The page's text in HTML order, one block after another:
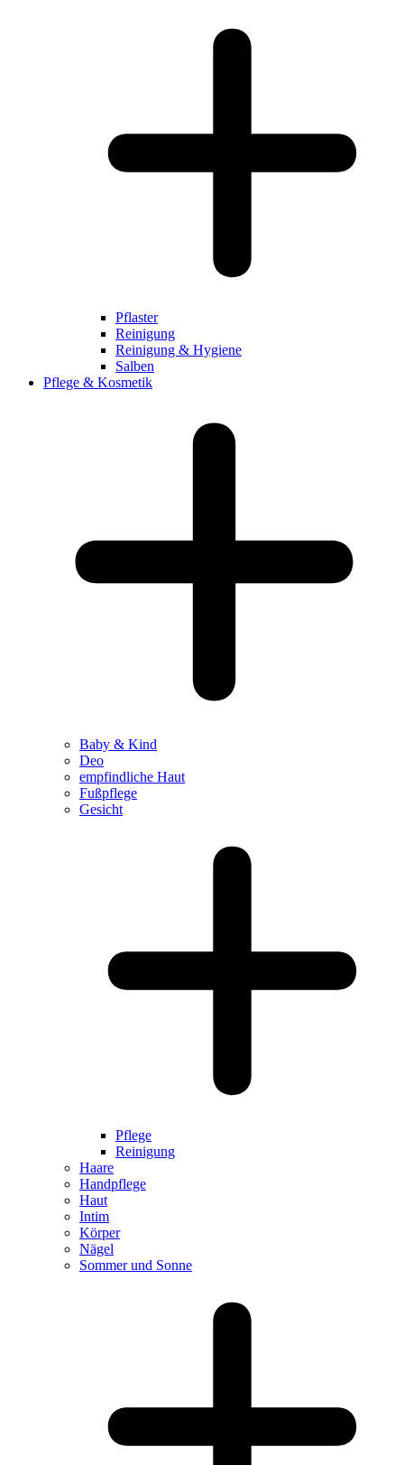
Pflaster
Reinigung
Reinigung & Hygiene
Salben
Pflege & Kosmetik
Baby & Kind
Deo
empfindliche Haut
Fußpflege
Gesicht
Pflege
Reinigung
Haare
Handpflege
Haut
Intim
Körper
Nägel
Sommer und Sonne